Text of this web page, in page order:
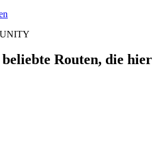
Routen, die hier